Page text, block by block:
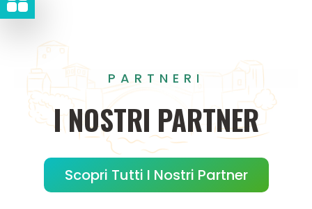
PARTNERI
INOSTRI PARTNER
Scopri Tutti I Nostri Partner